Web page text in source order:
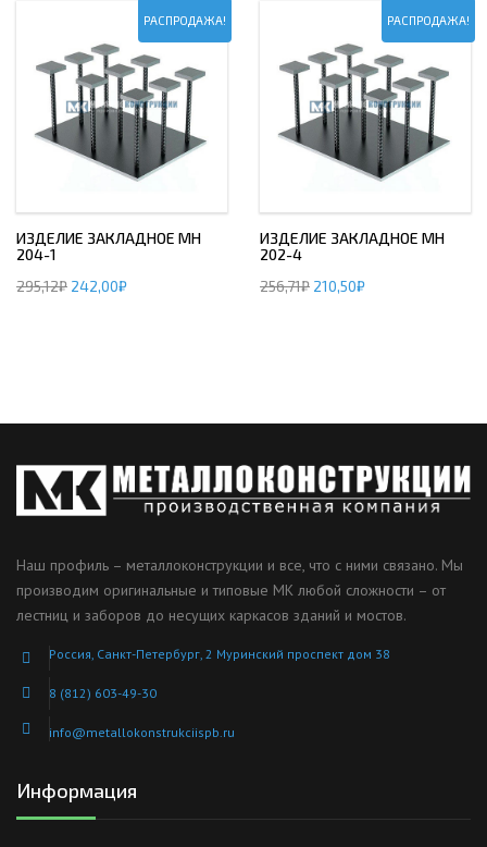
РАСПРОДАЖА!
ИЗДЕЛИЕ ЗАКЛАДНОЕ МН
204-1
295,12₽ 242,00₽
РАСПРОДАЖА!
ИЗДЕЛИЕ ЗАКЛАДНОЕ МН
202-4
256,71₽ 210,50₽
Наш профиль – металлоконструкции и все, что с ними связано. Мы
производим оригинальные и типовые МК любой сложности – от
лестниц и заборов до несущих каркасов зданий и мостов.
Россия, Санкт-Петербург, 2 Муринский проспект дом 38
8 (812) 603-49-30
info@metallokonstrukciispb.ru
Информация